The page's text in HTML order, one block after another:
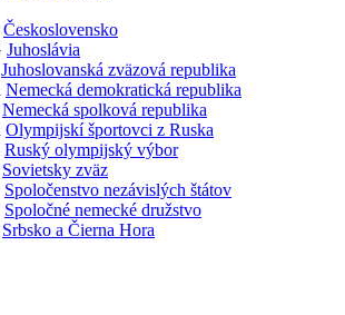
Československo
Juhoslávia
Juhoslovanská zväzová republika
Nemecká demokratická republika
Nemecká spolková republika
Olympijskí športovci z Ruska
Ruský olympijský výbor
Sovietsky zväz
Spoločenstvo nezávislých štátov
Spoločné nemecké družstvo
Srbsko a Čierna Hora